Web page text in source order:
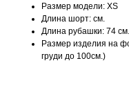
Размер модели: XS
Длина шорт: см.
Длина рубашки: 74
Размер изделия на
груди до 100см.)